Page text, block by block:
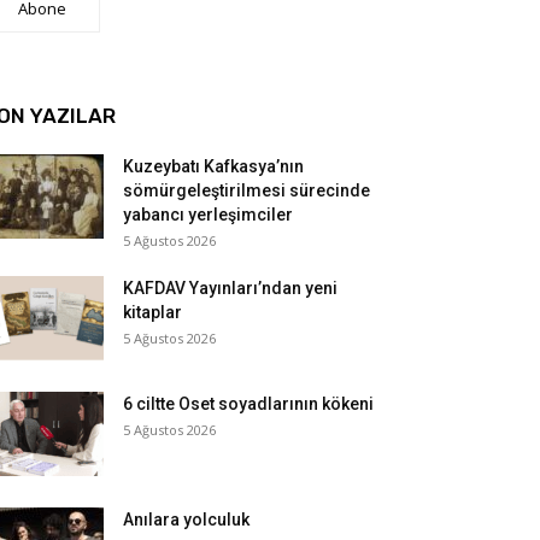
Abone
YAZILAR
Kuzeybatı Kafkasya’nın
sömürgeleştirilmesi sürecinde
yabancı yerleşimciler
5 Ağustos 2026
KAFDAV Yayınları’ndan yeni
kitaplar
5 Ağustos 2026
6 ciltte Oset soyadlarının kökeni
5 Ağustos 2026
Anılara yolculuk